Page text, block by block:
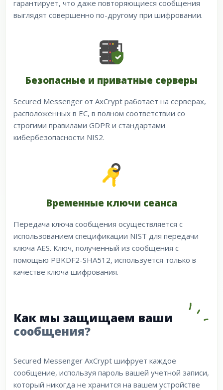
гарантирует, что даже повторяющиеся сообщения
выглядят совершенно по-другому при шифровании.
Безопасные и приватные серверы
Secured Messenger от AxCrypt работает на серверах,
расположенных в ЕС, в полном соответствии со
строгими правилами GDPR и стандартами
кибербезопасности NIS2.
Временные ключи сеанса
Передача ключа сообщения осуществляется с
использованием спецификации NIST для передачи
ключа AES. Ключ, полученный из сообщения с
помощью PBKDF2-SHA512, используется только в
качестве ключа шифрования.
Как мы защищаем ваши
сообщения?
Secured Messenger AxCrypt шифрует каждое
сообщение, используя пароль вашей учетной записи,
который никогда не хранится на вашем устройстве